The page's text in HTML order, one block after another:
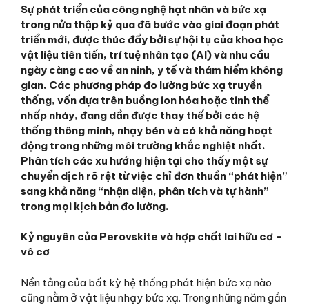
Sự phát triển của công nghệ hạt nhân và bức xạ
trong nửa thập kỷ qua đã bước vào giai đoạn phát
triển mới, được thúc đẩy bởi sự hội tụ của khoa học
vật liệu tiên tiến, trí tuệ nhân tạo (AI) và nhu cầu
ngày càng cao về an ninh, y tế và thám hiểm không
gian. Các phương pháp đo lường bức xạ truyền
thống, vốn dựa trên buồng ion hóa hoặc tinh thể
nhấp nháy, đang dần được thay thế bởi các hệ
thống thông minh, nhạy bén và có khả năng hoạt
động trong những môi trường khắc nghiệt nhất.
Phân tích các xu hướng hiện tại cho thấy một sự
chuyển dịch rõ rệt từ việc chỉ đơn thuần “phát hiện”
sang khả năng “nhận diện, phân tích và tự hành”
trong mọi kịch bản đo lường.
Kỷ nguyên của Perovskite và hợp chất lai hữu cơ –
vô cơ
Nền tảng của bất kỳ hệ thống phát hiện bức xạ nào
cũng nằm ở vật liệu nhạy bức xạ. Trong những năm gần